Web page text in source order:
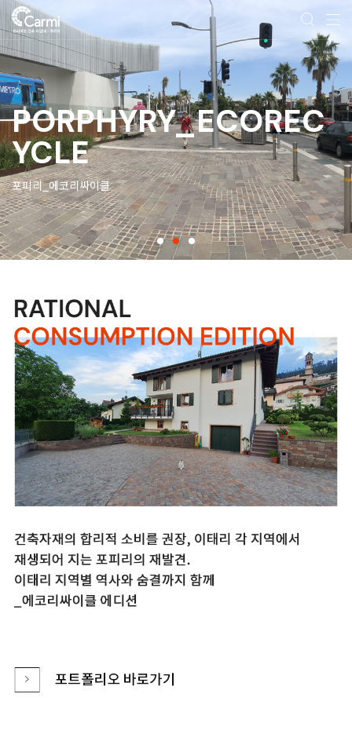
PORPHYRY_ECOREC
YCLE
포피리_에코리싸이클